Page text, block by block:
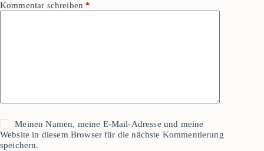
Kommentar schreiben *
Meinen Namen, meine E-Mail-Adresse und meine
Website in diesem Browser für die nächste Kommentierung
speichern.